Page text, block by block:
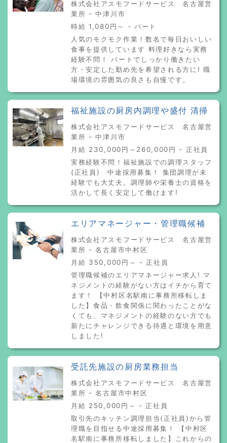
株式会社アスモフードサービス 名古屋営
業所 - 中津川市
時給 1,080円～ - パート
人気のモクモク作業！数名で毎日おいしい
食事を提供しています 料理好きなら実務
経験不問！ パートでしっかり働きたい
方・安定した勤め先を希望される方に! 職
場環境の雰囲気の良さも自慢です。
福祉施設の厨房内調理や盛付 清掃
株式会社アスモフードサービス 名古屋営
業所 - 中津川市
月給 230,000円～260,000円 - 正社員
実務経験不問！福祉施設での調理スタッフ
(正社員) 中途採用募集！ 集団調理が未
経験でも大丈夫。調理師や栄養士の資格を
活かして長く安定して働けます!
エリアマネージャー・管理職候補
株式会社アスモフードサービス 名古屋営
業所 - 名古屋市中村区
月給 350,000円～ - 正社員
管理職候補のエリアマネージャー求人! マ
ネジメントの経験がない方はイチから育て
ます！ 【中村区名駅南に事務所移転しま
した】食品・飲食関係に関わったことがな
くても、マネジメントの経験のない方でも
新たにチャレンジできる待遇と環境を用意
しました!
受託先施設の厨房業務担当
株式会社アスモフードサービス 名古屋営
業所 - 名古屋市中村区
月給 250,000円～ - 正社員
取引先のキッチン調理担当(正社員)から管
理職を目指せる中途採用募集！ 【中村区
名駅南に事務所移転しました】これからの